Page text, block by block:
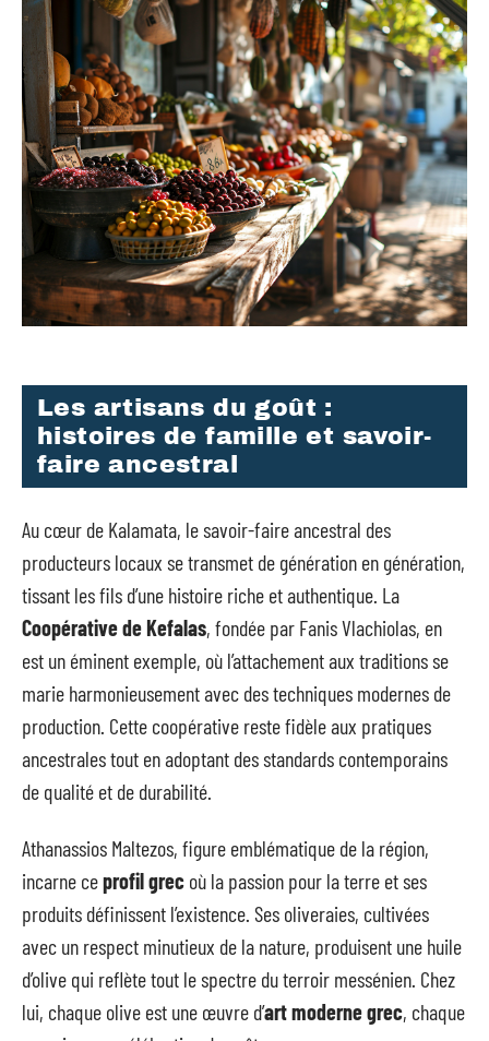
Les artisans du goût :
histoires de famille et savoir-
faire ancestral
Au cœur de Kalamata, le savoir-faire ancestral des
producteurs locaux se transmet de génération en génération,
tissant les fils d’une histoire riche et authentique. La
Coopérative de Kefalas, fondée par Fanis Vlachiolas, en
est un éminent exemple, où l’attachement aux traditions se
marie harmonieusement avec des techniques modernes de
production. Cette coopérative reste fidèle aux pratiques
ancestrales tout en adoptant des standards contemporains
de qualité et de durabilité.
Athanassios Maltezos, figure emblématique de la région,
incarne ceprofil grec où la passion pour la terre et ses
produits définissent l’existence. Ses oliveraies, cultivées
avec un respect minutieux de la nature, produisent une huile
d’olive qui reflète tout le spectre du terroir messénien. Chez
lui, chaque olive est une œuvre d’art moderne grec, chaque